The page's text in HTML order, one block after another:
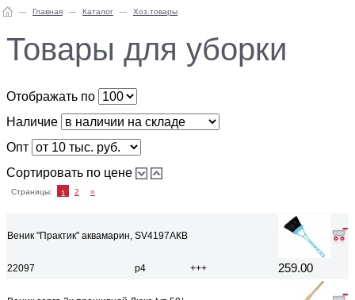
Главная Каталог Хоз.товары
Товары для уборки
Отображать по
Наличие
Опт
Сортировать по цене
Страницы: 1 2 »
Веник "Практик" аквамарин, SV4197АКВ
22097 р4 +++ 259.00